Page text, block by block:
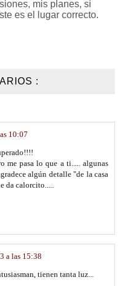
mis planes, si
es el lugar correcto.
:
10:07
me pasa lo que a ti..... algunas
algún detalle "de la casa
da calorcito.....
a las 15:38
tienen tanta luz...